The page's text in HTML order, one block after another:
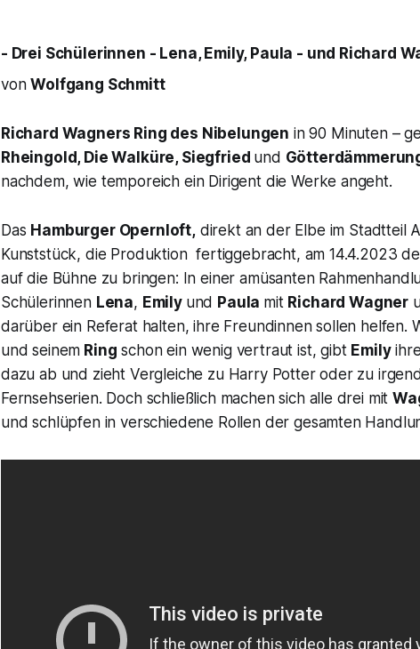
- Drei Schülerinnen - Lena, Emily, Paula - und Richard
vonWolfgang Schmitt
Richard Wagners Ring des Nibelungen in 90 Minuten –
Rheingold, Die Walküre, Siegfried und
nachdem, wie temporeich ein Dirigent die Werke angeht.
Das Hamburger Opernloft,direkt an der Elbe im Stadtteil
Kunststück, die Produktion fertiggebracht, am 14.4.2023
auf die Bühne zu bringen: In einer amüsanten
Schülerinnen Lena, Emily und Paula mit Richard Wagner
darüber ein Referat halten, ihre Freundinnen sollen helfen.
und seinem Ring schon ein wenig vertraut ist, gibt Emily
dazu ab und zieht Vergleiche zu Harry Potter oder zu
Fernsehserien. Doch schließlich machen sich alle drei mit
und schlüpfen in verschiedene Rollen der gesamten